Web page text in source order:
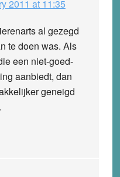
2011 at 11:35
al gezegd
te doen was. Als
een niet-goed-
aanbiedt, dan
geneigd